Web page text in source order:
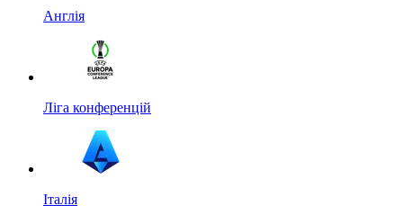
Англія
Ліга конференцій
Італія